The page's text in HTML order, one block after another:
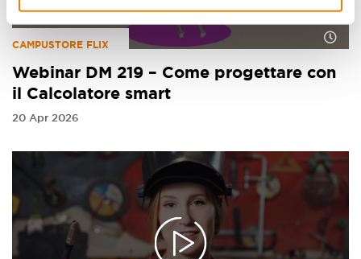
CAMPUSTORE FLIX
Webinar DM 219 – Come progettare con
il Calcolatore smart
20 Apr 2026